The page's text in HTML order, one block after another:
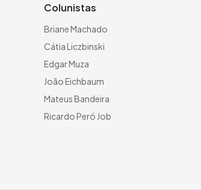
Colunistas
Briane Machado
Cátia Liczbinski
Edgar Muza
João Eichbaum
Mateus Bandeira
Ricardo Peró Job